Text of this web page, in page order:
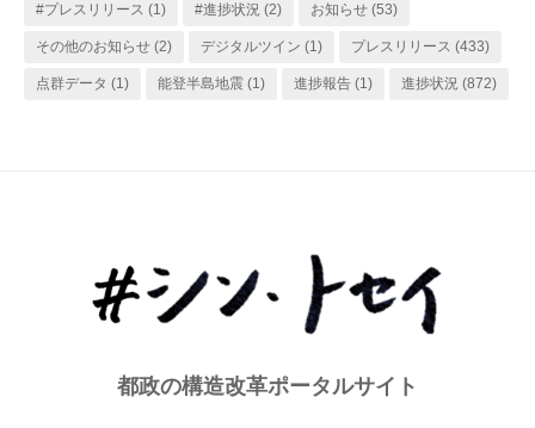
#プレスリリース (1) #進捗状況 (2) お知らせ (53)
その他のお知らせ (2) デジタルツイン (1) プレスリリース (433)
点群データ (1) 能登半島地震 (1) 進捗報告 (1) 進捗状況 (872)
都政の構造改革ポータルサイト